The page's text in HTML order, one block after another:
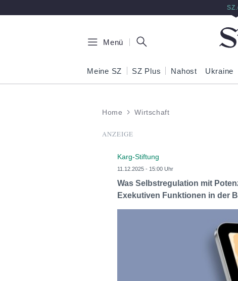
Menü
Meine SZ SZ Plus Nahost Ukraine
Home Wirtschaft
ANZEIGE
Karg-Stiftung
11.12.2025 - 15:00 Uhr
Was Selbstregulation mit
Exekutiven Funktionen in der